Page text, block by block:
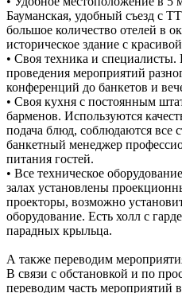
Бауманская, удобный съезд с
большое количество отелей в
историческое здание с
• Своя техника и специалисты.
проведения мероприятий
конференций до банкетов и
• Своя кухня с постоянным
барменов. Используются
подача блюд, соблюдаются все
банкетный менеджер
питания гостей.
• Все техническое
залах установлены
проекторы, возможно
оборудование. Есть холл с
парадных крыльца.
А также переводим
В связи с обстановкой и по
переводим часть мероприятий